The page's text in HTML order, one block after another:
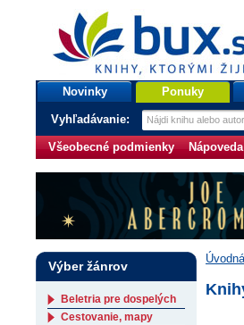
bux.sk
knihy, ktorými žijete
Úvodná stránka
Novinky Ponuky
Vyhľadávanie:
Všeobecné podmienky Nápoveda
Výber žánrov
Beletria pre dospelých
Cestovanie, mapy